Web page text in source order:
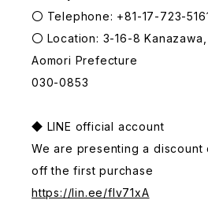
〇 Telephone: +81-17-723-
〇 Location: 3-16-8 Kanazawa,
Aomori Prefecture
030-0853
◆ LINE official account
We are presenting a discount
off the first purchase
https://lin.ee/fIv71xA